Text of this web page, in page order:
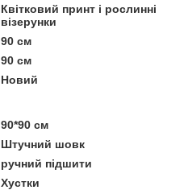
Квітковий принт і рослинні
візерунки
90 см
90 см
Новий
90*90 см
Штучний шовк
ручний підшити
Хустки